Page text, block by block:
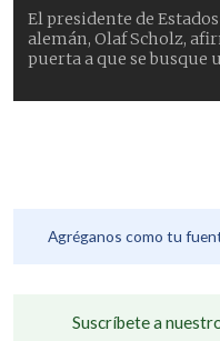
El presidente de
alemán, Olaf Scholz,
puerta a que se busque
Agréganos como tu
Suscríbete a